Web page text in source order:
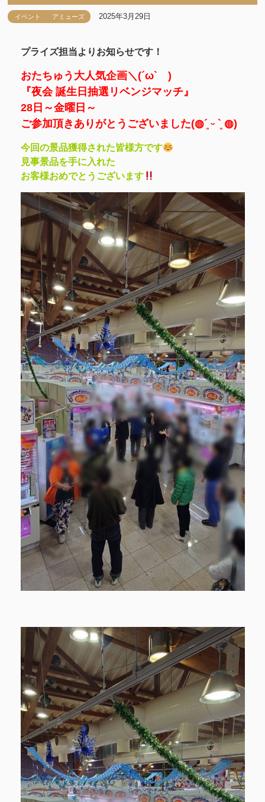
イベント アミューズ 2025年3月29日
プライズ担当よりお知らせです！
おたちゅう大人気企画＼(´ω` )
『夜会 誕生日抽選リベンジマッチ』
28日～金曜日～
ご参加頂きありがとうございました(◍´͈ ᵕ `͈ ◍)
今回の景品獲得された皆様方です
見事景品を手に入れた
お客様おめでとうございます